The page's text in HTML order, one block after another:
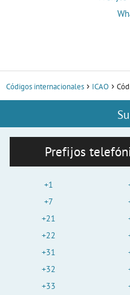
Códigos internacionales ICAO
Prefijos
+1
+7
+21
+22
+31
+32
+33